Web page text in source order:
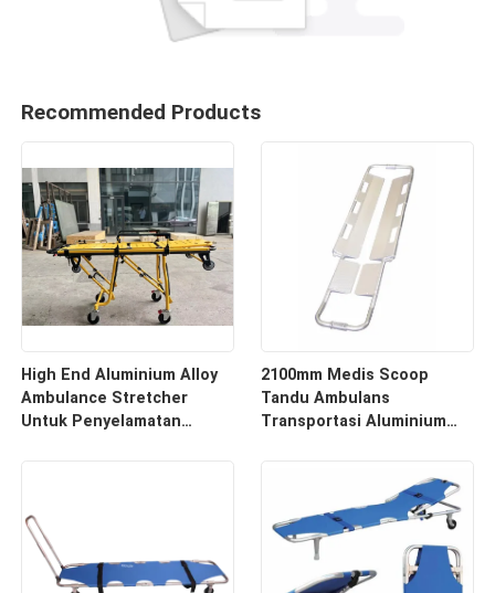
Recommended Products
High End Aluminium Alloy
Ambulance Stretcher
Untuk Penyelamatan
Penggunaan Rumah Sakit
2100mm Medis Scoop
Tandu Ambulans
Transportasi Aluminium